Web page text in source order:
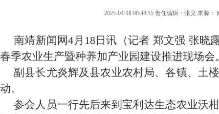
2025-04-18 08:48:55 责任编辑：张义 来源：
南靖新闻网4月18日讯（记者 郑文强 张晓
春季农业生产暨种养加产业园建设推进现场会
副县长尤炎辉及县农业农村局、各镇、土
动。
参会人员一行先后来到宝利达生态农业沃